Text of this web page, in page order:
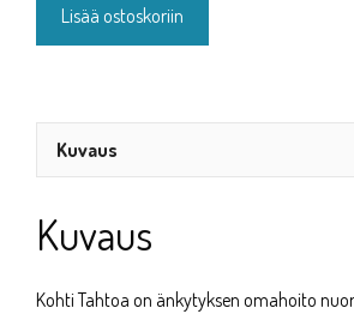
Lisää ostoskoriin
Kuvaus
Kuvaus
Kohti Tahtoa on änkytyksen omahoito